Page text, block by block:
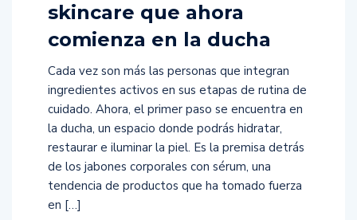
skincare que ahora
comienza en la ducha
Cada vez son más las personas que integran
ingredientes activos en sus etapas de rutina de
cuidado. Ahora, el primer paso se encuentra en
la ducha, un espacio donde podrás hidratar,
restaurar e iluminar la piel. Es la premisa detrás
de los jabones corporales con sérum, una
tendencia de productos que ha tomado fuerza
en […]